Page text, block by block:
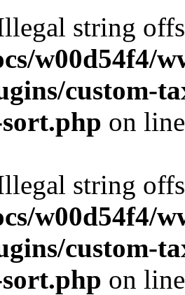
string
w00d54f4/
custom-
on
string
w00d54f4/
custom-
on